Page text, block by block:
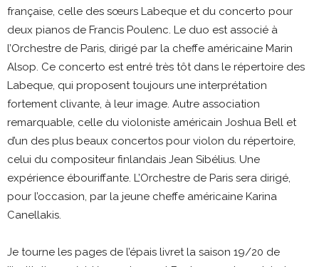
française, celle des sœurs Labeque et du concerto pour
deux pianos de Francis Poulenc. Le duo est associé à
l’Orchestre de Paris, dirigé par la cheffe américaine Marin
Alsop. Ce concerto est entré très tôt dans le répertoire des
Labeque, qui proposent toujours une interprétation
fortement clivante, à leur image. Autre association
remarquable, celle du violoniste américain Joshua Bell et
d’un des plus beaux concertos pour violon du répertoire,
celui du compositeur finlandais Jean Sibélius. Une
expérience ébouriffante. L’Orchestre de Paris sera dirigé,
pour l’occasion, par la jeune cheffe américaine Karina
Canellakis.
Je tourne les pages de l’épais livret la saison 19/20 de